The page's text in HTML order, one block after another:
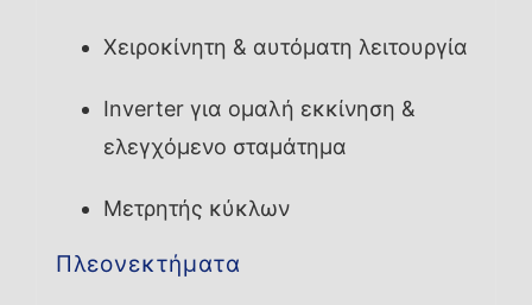
Χειροκίνητη & αυτόματη λειτουργία
Inverter για ομαλή εκκίνηση &
ελεγχόμενο σταμάτημα
Μετρητής κύκλων
Πλεονεκτήματα